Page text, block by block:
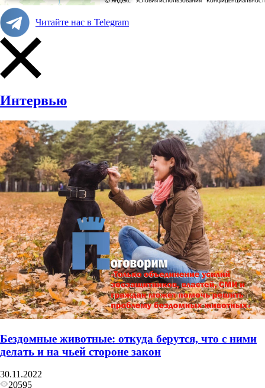
Читайте нас в Telegram
Интервью
Бездомные животные: откуда берутся, что с ними
делать и на чьей стороне закон
30.11.2022
20595